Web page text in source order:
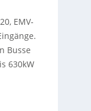
EMV-
Busse
630kW